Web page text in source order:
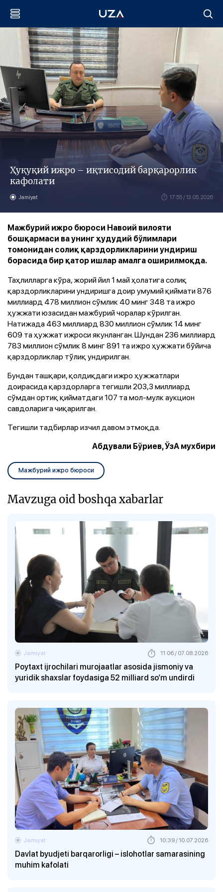
Ҳуқуқий ижро – иқтисодий барқарорлик
кафолати
Jamiyat 17:55 / 13.05.2026
Мажбурий ижро бюроси Навоий вилояти
бошқармаси ва унинг ҳудудий бўлимлари
томонидан солиқ қарздорликларини ундириш
борасида бир қатор ишлар амалга оширилмоқда.
Таҳлилларга кўра, жорий йил 1 май ҳолатига солиқ
қарздорликларини ундиришга доир умумий қиймати 876
миллиард 478 миллион сўмлик 40 минг 348 та ижро
ҳужжати юзасидан мажбурий чоралар кўрилган.
Натижада 463 миллиард 830 миллион сўмлик 14 минг
609 та ҳужжат ижроси якунланган. Шундан 236 миллиард
783 миллион сўмлик 8 минг 891 та ижро ҳужжати бўйича
қарздорликлар тўлиқ ундирилган.
Бундан ташқари, қолдиқдаги ижро ҳужжатлари
доирасида қарздорларга тегишли 203,3 миллиард
сўмдан ортиқ қийматдаги 107 та мол-мулк аукцион
савдоларига чиқарилган.
Тегишли тадбирлар изчил давом этмоқда.
Абдували Бўриев, ЎзА мухбири
Мажбурий ижро бюроси
Mavzuga oid boshqa xabarlar
Poytaxt ijrochilari murojaatlar asosida jismoniy va
yuridik shaxslar foydasiga 52 milliard so‘m undirdi
Jamiyat 11:06 / 07.08.2026
Davlat byudjeti barqarorligi – islohotlar samarasining
muhim kafolati
Jamiyat 10:39 / 10.07.2026